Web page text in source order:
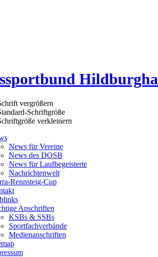
News für Vereine
News des DOSB
News für Laufbegeisterte
Nachrichtenwelt
Rennsteig-Cup
Anschriften
KSBs & SSBs
Sportfachverbände
Medienanschriften